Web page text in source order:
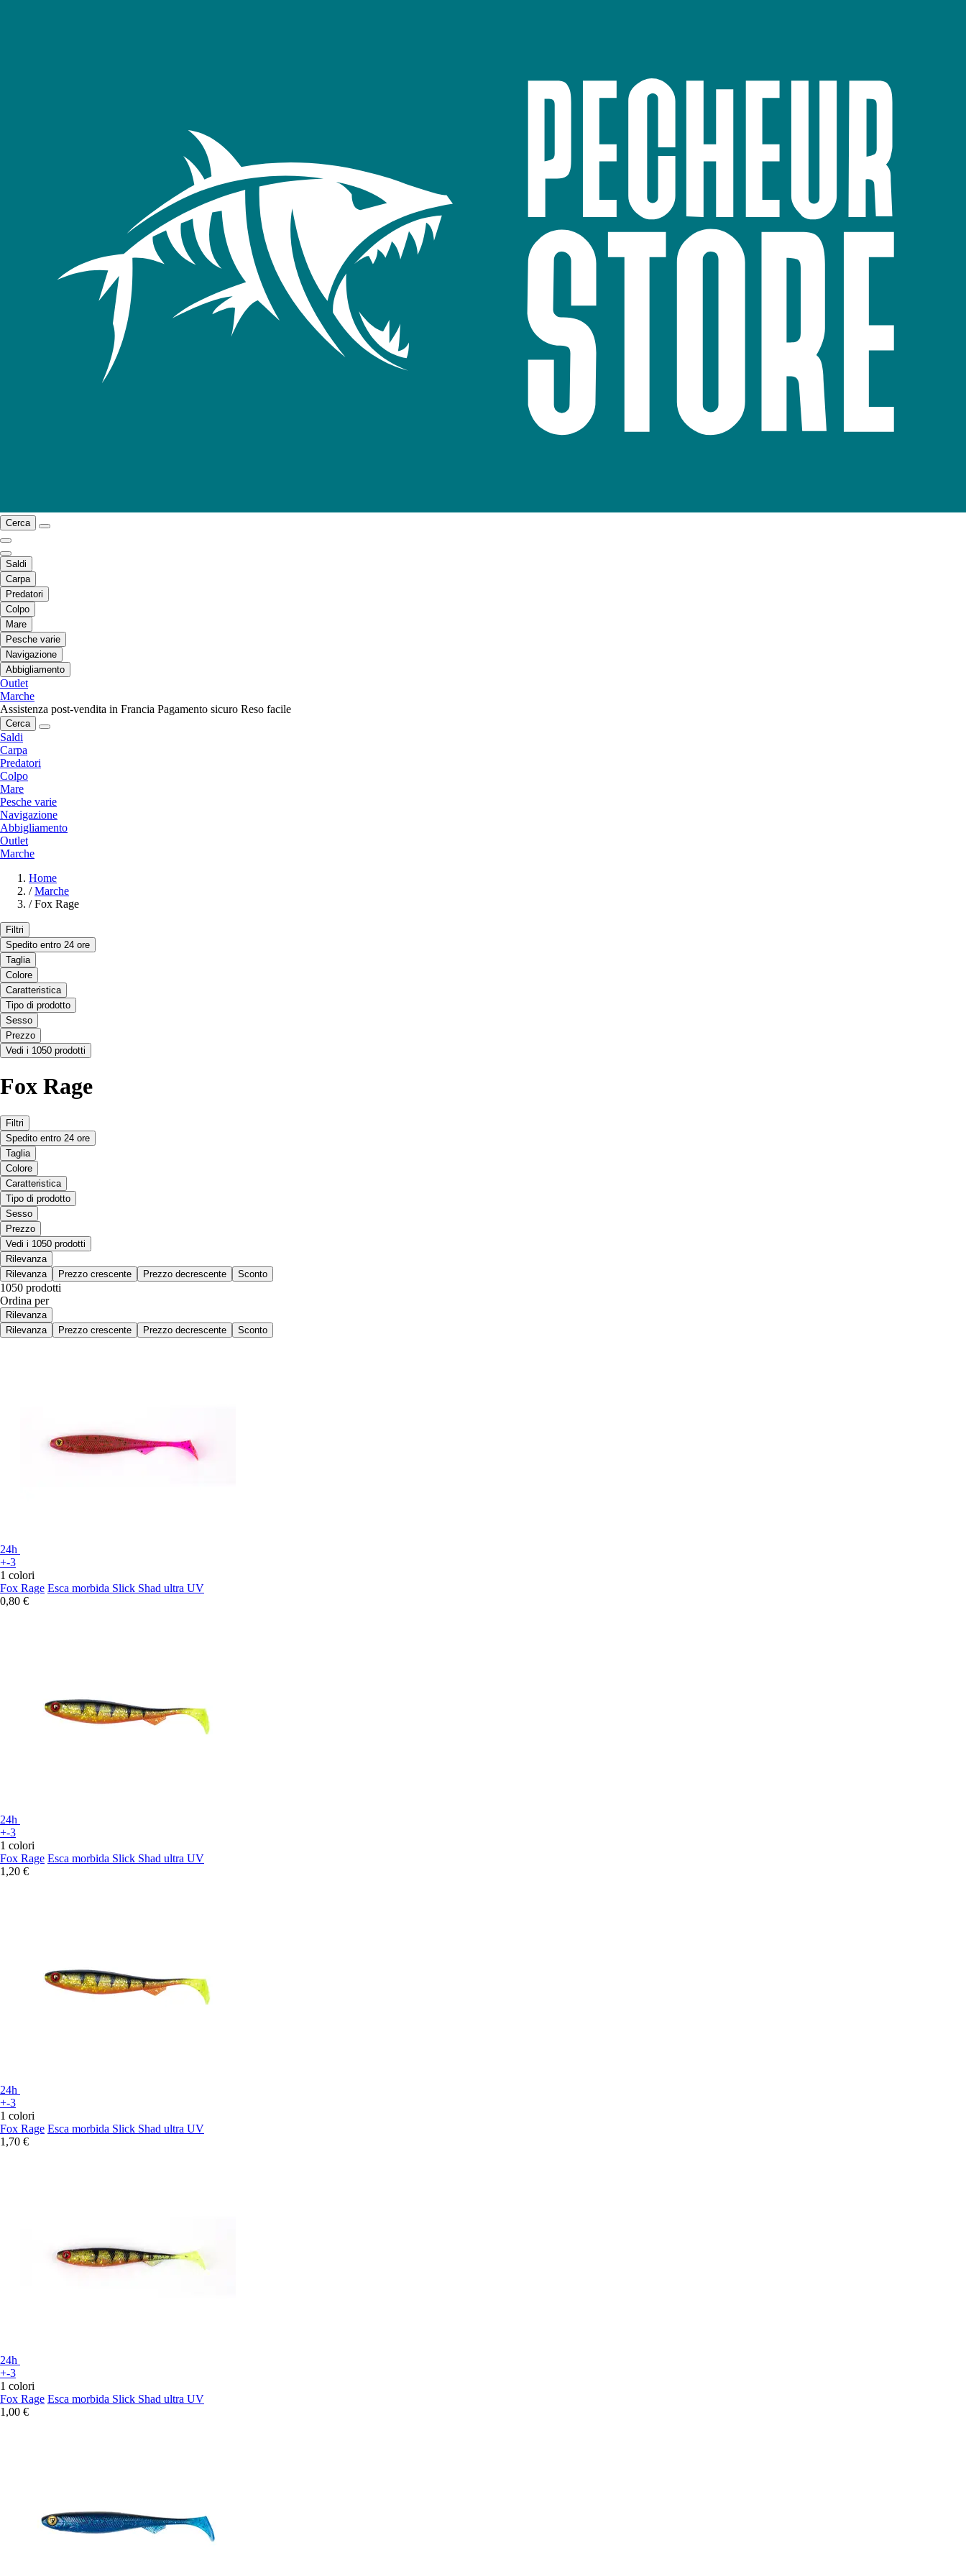
Cerca
Saldi
Carpa
Predatori
Colpo
Mare
Pesche varie
Navigazione
Abbigliamento
Outlet
Marche
Assistenza post-vendita in Francia Pagamento sicuro Reso facile
Cerca
Saldi
Carpa
Predatori
Colpo
Mare
Pesche varie
Navigazione
Abbigliamento
Outlet
Marche
Home
/ Marche
/ Fox Rage
Filtri
Spedito entro 24 ore
Taglia
Colore
Caratteristica
Tipo di prodotto
Sesso
Prezzo
Vedi i 1050 prodotti
Fox Rage
Filtri
Spedito entro 24 ore
Taglia
Colore
Caratteristica
Tipo di prodotto
Sesso
Prezzo
Vedi i 1050 prodotti
Rilevanza
Rilevanza
Prezzo crescente Prezzo decrescente Sconto
1050 prodotti
Ordina per
Rilevanza
Rilevanza
Prezzo crescente Prezzo decrescente Sconto
24h
+-3
1 colori
Fox Rage Esca morbida Slick Shad ultra UV
0,80 €
24h
+-3
1 colori
Fox Rage Esca morbida Slick Shad ultra UV
1,20 €
24h
+-3
1 colori
Fox Rage Esca morbida Slick Shad ultra UV
1,70 €
24h
+-3
1 colori
Fox Rage Esca morbida Slick Shad ultra UV
1,00 €